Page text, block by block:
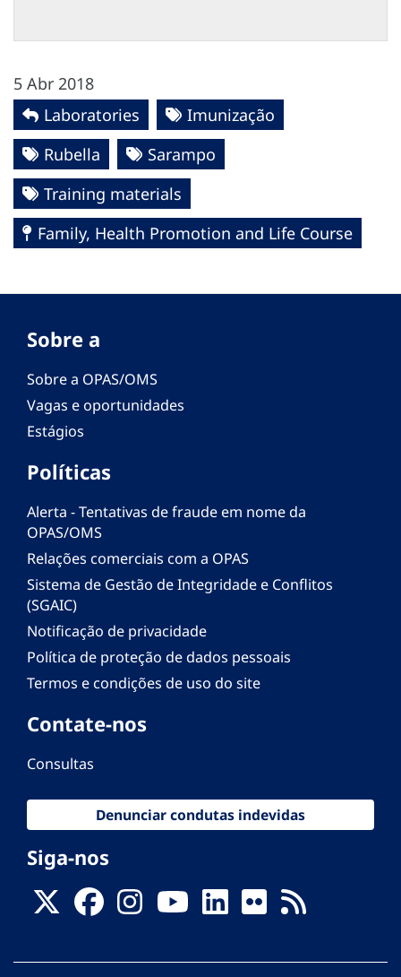
5 Abr 2018
Laboratories
Imunização
Rubella
Sarampo
Training materials
Family, Health Promotion and Life Course
Sobre a
Sobre a OPAS/OMS
Vagas e oportunidades
Estágios
Políticas
Alerta - Tentativas de fraude em nome da
OPAS/OMS
Relações comerciais com a OPAS
Sistema de Gestão de Integridade e Conflitos
(SGAIC)
Notificação de privacidade
Política de proteção de dados pessoais
Termos e condições de uso do site
Contate-nos
Consultas
Denunciar condutas indevidas
Siga-nos